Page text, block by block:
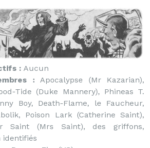
: Aucun
: Apocalypse (Mr Kazarian),
Tide (Duke Mannery), Phineas T.
Boy, Death-Flame, le Faucheur,
Poison Lark (Catherine Saint),
Saint (Mrs Saint), des griffons,
identifiés